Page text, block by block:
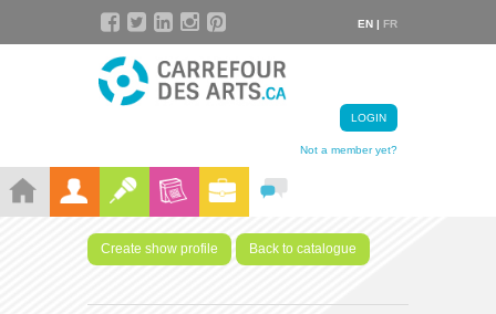
EN | FR
LOGIN
Not a member yet?
Create show profile Back to catalogue